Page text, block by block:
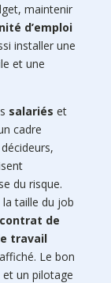
maintenir
d’emploi
installer une
et une
salariés et
cadre
du risque.
la taille du job
contrat de
travail
Le bon
un pilotage